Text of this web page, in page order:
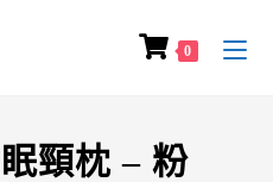
0
頸枕 – 粉